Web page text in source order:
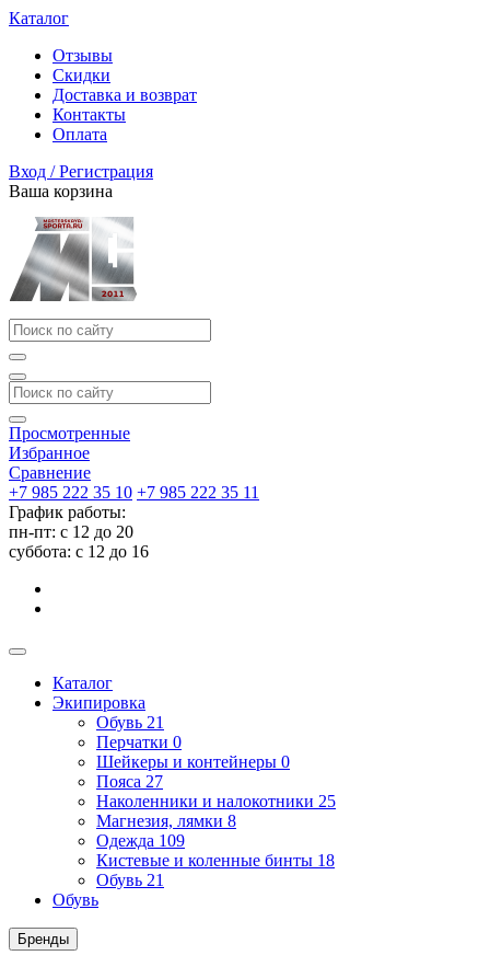
Каталог
Отзывы
Скидки
Доставка и возврат
Контакты
Оплата
Вход / Регистрация
Ваша корзина
Просмотренные
Избранное
Сравнение
+7 985 222 35 10 +7 985 222 35 11
График работы:
пн-пт: с 12 до 20
суббота: c 12 до 16
Каталог
Экипировка
Обувь 21
Перчатки 0
Шейкеры и контейнеры 0
Пояса 27
Наколенники и налокотники 25
Магнезия, лямки 8
Одежда 109
Кистевые и коленные бинты 18
Обувь 21
Обувь
Бренды